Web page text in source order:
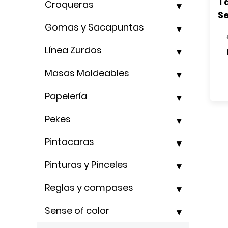
Croqueras
Gomas y Sacapuntas
Línea Zurdos
Masas Moldeables
Papelería
Pekes
Pintacaras
Pinturas y Pinceles
Reglas y compases
Sense of color